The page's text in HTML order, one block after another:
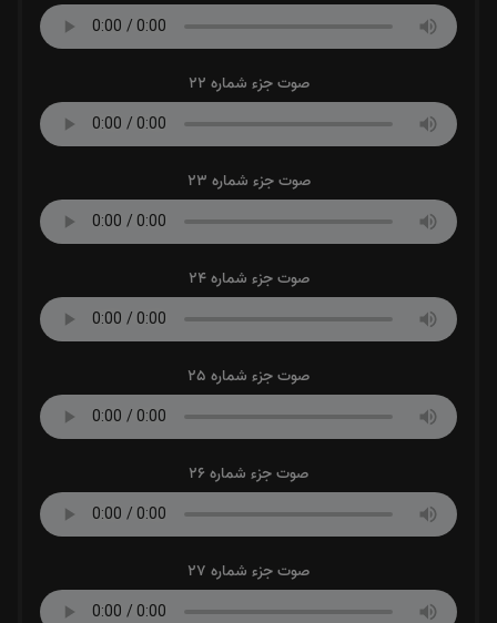
صوت جزء شماره 22
صوت جزء شماره 23
صوت جزء شماره 24
صوت جزء شماره 25
صوت جزء شماره 26
صوت جزء شماره 27